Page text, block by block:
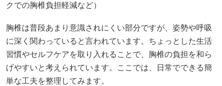
クでの胸椎負担軽減など）
胸椎は普段あまり意識されにくい部分ですが、姿勢や呼吸
に深く関わっていると言われています。ちょっとした生活
習慣やセルフケアを取り入れることで、胸椎の負担を和ら
げやすいと考えられています。ここでは、日常でできる簡
単な工夫を整理してみます。